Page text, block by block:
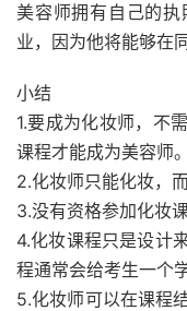
美容师拥有自己的
业，因为他将能够在
小结
1.要成为化妆师，不
课程才能成为美容师。
2.化妆师只能化妆，
3.没有资格参加化妆
4.化妆课程只是设计
程通常会给考生一个学
5.化妆师可以在课程